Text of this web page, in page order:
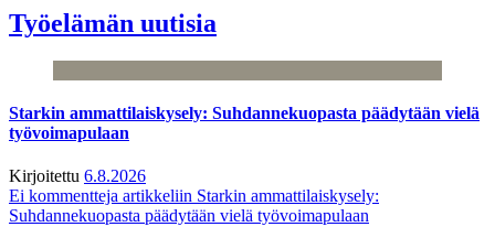
Työelämän uutisia
Starkin ammattilaiskysely: Suhdannekuopasta päädytään vielä
työvoimapulaan
Kirjoitettu 6.8.2026
Ei kommentteja artikkeliin Starkin ammattilaiskysely:
Suhdannekuopasta päädytään vielä työvoimapulaan